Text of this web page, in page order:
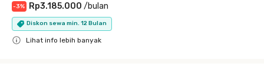
-3% Rp3.185.000 /bulan
Diskon sewa min. 12 Bulan
Lihat info lebih banyak